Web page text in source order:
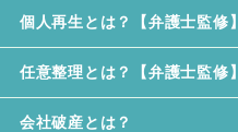
個人再生とは？【弁護士監修】
任意整理とは？【弁護士監修】
会社破産とは？